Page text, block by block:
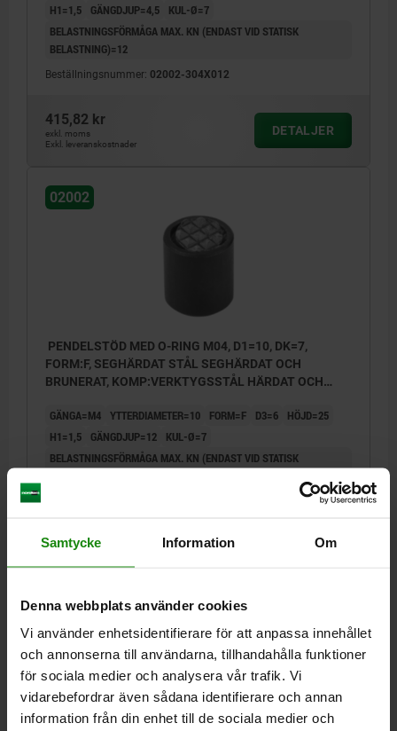
Samtycke Information Om
Denna webbplats använder cookies
Vi använder enhetsidentifierare för att anpassa innehållet
och annonserna till användarna, tillhandahålla funktioner
för sociala medier och analysera vår trafik. Vi
vidarebefordrar även sådana identifierare och annan
information från din enhet till de sociala medier och
H1=1,5
GÄNGDJUP=4,5
KUL-Ø=7
BELASTNINGSFÖRMÅGA MAX. KN (ENDAST VID STATISK
BELASTNING)=12
Beställningsnummer: 02002-304X012
415,82 kr
exkl. moms
Exkl. leveranskostnader
DETALJER
02002
PENDELSTÖD MED O-RING M04, D1=10, DK=7,
FORM:F, SEGHÄRDAT STÅL SEGHÄRDAT OCH
BRUNERAT, KOMP:VERKTYGSSTÅL HÄRDAT OCH
GÄNGA=M4 YTTERDIAMETER=10 FORM=F D3=6
HÖJD=25
H1=1,5
GÄNGDJUP=12
KUL-Ø=7
BELASTNINGSFÖRMÅGA MAX. KN (ENDAST VID STATISK
438,94 kr
Exkl. leveranskostnader